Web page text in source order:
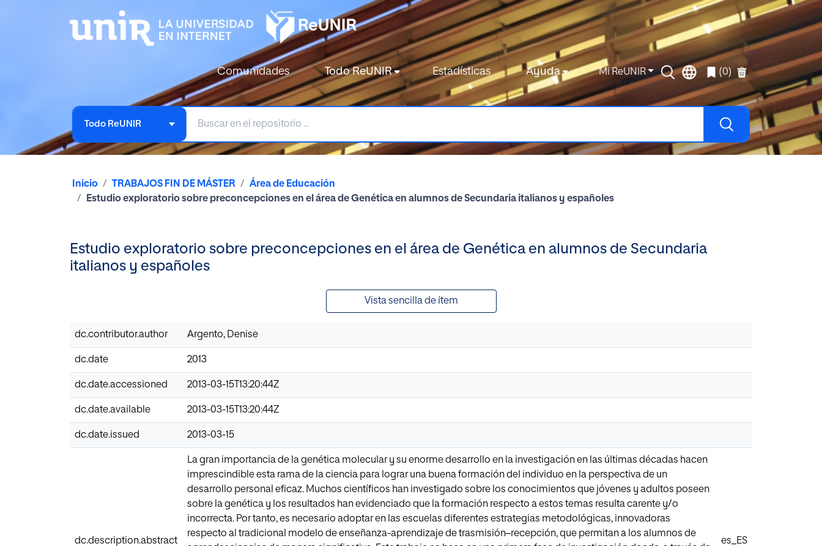
Comunidades Todo ReUNIR Estadísticas Ayuda Mi ReUNIR (0)
Todo ReUNIR
Inicio TRABAJOS FIN DE MÁSTER
Área de Educación
Estudio exploratorio sobre preconcepciones en el área de Genética en alumnos de Secundaria italianos y españoles
Estudio exploratorio sobre preconcepciones en el área de Genética en alumnos de Secundaria
italianos y españoles
Vista sencilla de ítem
dc.contributor.author Argento, Denise
dc.date 2013
dc.date.accessioned 2013-03-15T13:20:44Z
dc.date.available 2013-03-15T13:20:44Z
dc.date.issued 2013-03-15
dc.description.abstract
La gran importancia de la genética molecular y su enorme desarrollo en la investigación en las últimas décadas hacen
imprescindible esta rama de la ciencia para lograr una buena formación del individuo en la perspectiva de un
desarrollo personal eficaz. Muchos científicos han investigado sobre los conocimientos que jóvenes y adultos poseen
sobre la genética y los resultados han evidenciado que la formación respecto a estos temas resulta carente y/o
incorrecta. Por tanto, es necesario adoptar en las escuelas diferentes estrategias metodológicas, innovadoras
respecto al tradicional modelo de enseñanza-aprendizaje de trasmisión–recepción, que permitan a los alumnos de
es_ES